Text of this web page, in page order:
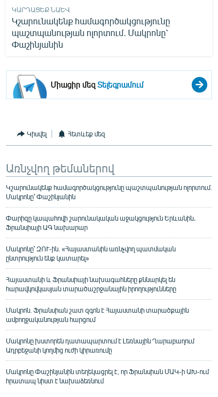
ԿԱՐԴԱՑԵՔ ՆԱԵՎ
Կշարունակենք համագործակցությունը
պաշտպանության ոլորտում. Մակրոնը՝
Փաշինյանին
Միացիր մեզՏելեգրամում
Կիսվել Հետևեք մեզ
Առնչվող թեմաներով
Կշարունակենք համագործակցությունը պաշտպանության ոլորտում.
Մակրոնը՝ Փաշինյանին
Փարիզը կապահովի շարունակական աջակցություն Երևանին․
Ֆրանսիայի ԱԳ նախարար
Մակրոնը՝ ԶՈՒ-ին. «Հայաստանին առնչվող պատմական
ընտրություն ենք կատարել»
Հայաստանի և Ֆրանսիայի նախագահները քննարկել են
հարավկովկասյան տարածաշրջանային իրողությունները
Մակրոն. Ֆրանսիան շատ զգոն է Հայաստանի տարածքային
ամբողջականության հարցում
Մակրոնը խստորեն դատապարտում է Լեռնային Ղարաբաղում
Ադրբեջանի կողմից ուժի կիրառումը
Մակրոնը Փաշինյանին տեղեկացրել է, որ Ֆրանսիան ՄԱԿ-ի ԱԽ-ում
հրատապ նիստ է նախաձեռնում